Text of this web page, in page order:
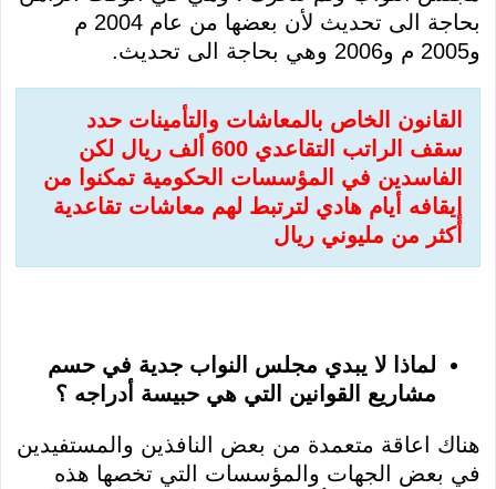
بحاجة الى تحديث لأن بعضها من عام 2004 م
و2005 م و2006 وهي بحاجة الى تحديث.
القانون الخاص بالمعاشات والتأمينات حدد
سقف الراتب التقاعدي 600 ألف ريال لكن
الفاسدين في المؤسسات الحكومية تمكنوا من
إيقافه أيام هادي لترتبط لهم معاشات تقاعدية
أكثر من مليوني ريال
لماذا لا يبدي مجلس النواب جدية في حسم
مشاريع القوانين التي هي حبيسة أدراجه ؟
هناك اعاقة متعمدة من بعض النافذين والمستفيدين
في بعض الجهات والمؤسسات التي تخصها هذه